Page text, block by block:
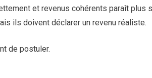
et revenus cohérents paraît plus
ils doivent déclarer un revenu réaliste.
de postuler.